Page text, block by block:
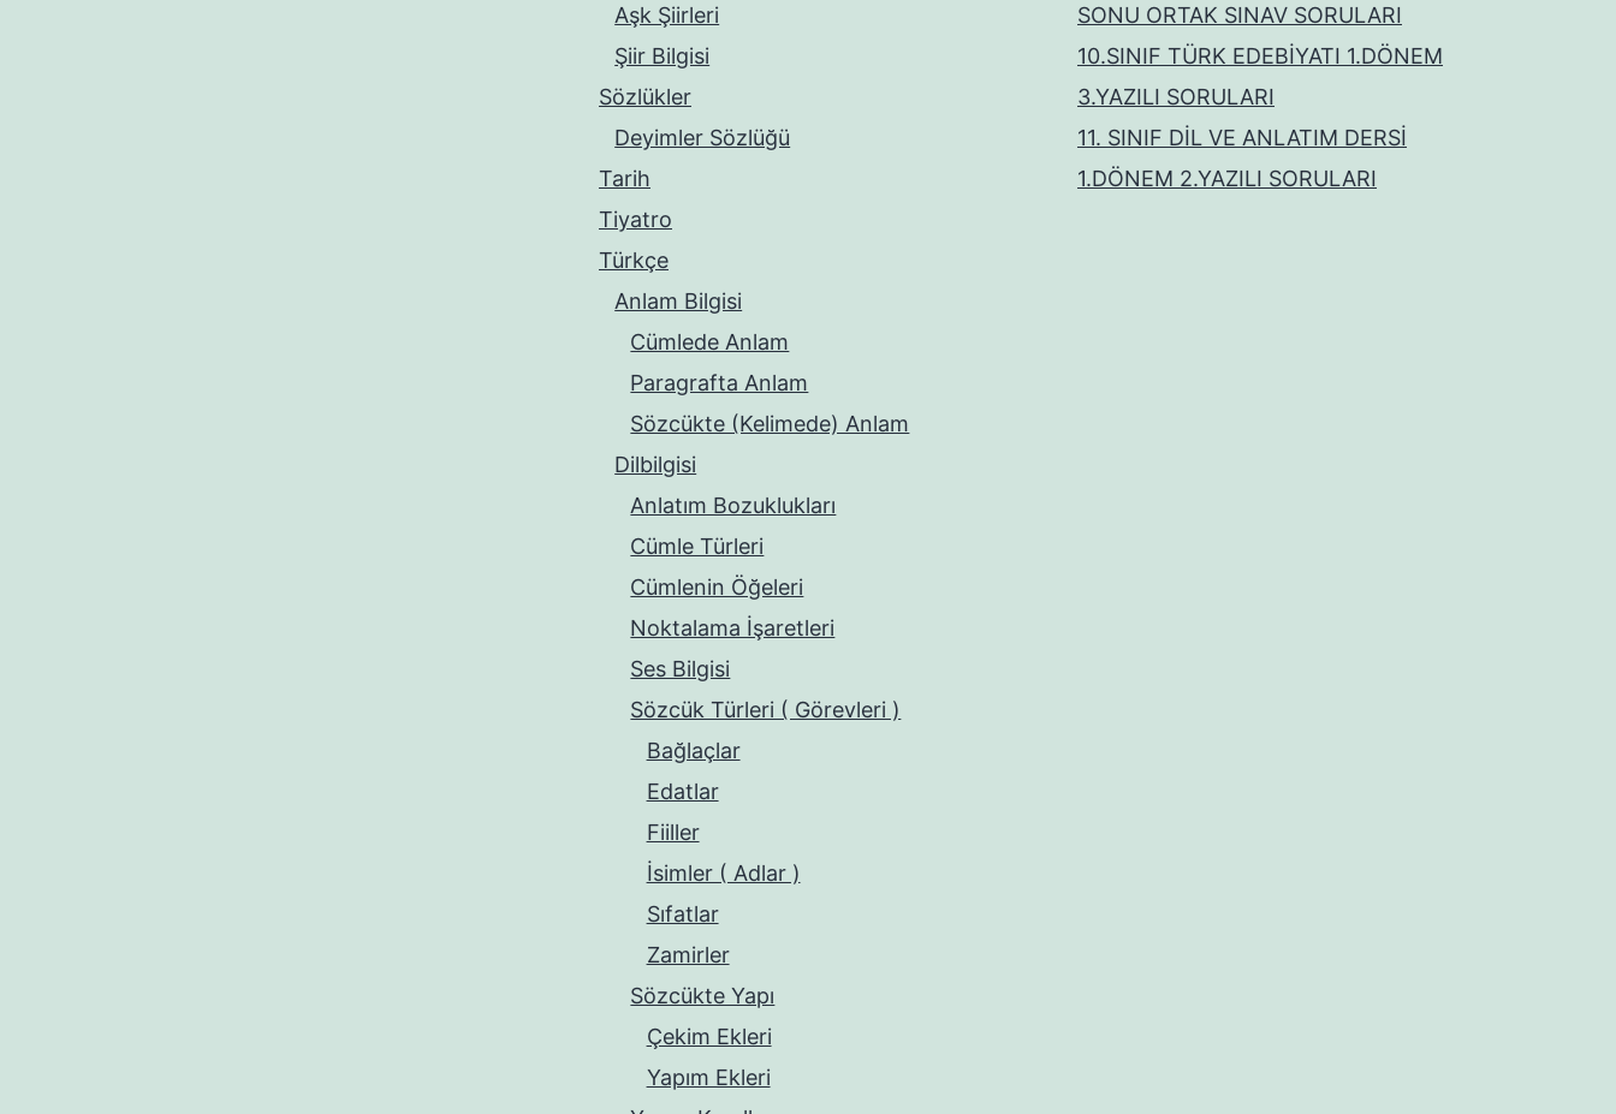
Aşk Şiirleri
Şiir Bilgisi
Sözlükler
Deyimler Sözlüğü
Tarih
Tiyatro
Türkçe
Anlam Bilgisi
Cümlede Anlam
Paragrafta Anlam
Sözcükte (Kelimede) Anlam
Dilbilgisi
Anlatım Bozuklukları
Cümle Türleri
Cümlenin Öğeleri
Noktalama İşaretleri
Ses Bilgisi
Sözcük Türleri ( Görevleri )
Bağlaçlar
Edatlar
Fiiller
İsimler ( Adlar )
Sıfatlar
Zamirler
Sözcükte Yapı
Çekim Ekleri
Yapım Ekleri
SONU ORTAK SINAV SORULARI
10.SINIF TÜRK EDEBİYATI 1.DÖNEM
3.YAZILI SORULARI
11. SINIF DİL VE ANLATIM DERSİ
1.DÖNEM 2.YAZILI SORULARI